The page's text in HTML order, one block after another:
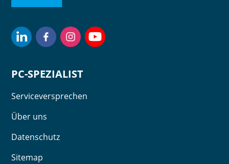
PC-SPEZIALIST
Serviceversprechen
Über uns
Datenschutz
Sitemap